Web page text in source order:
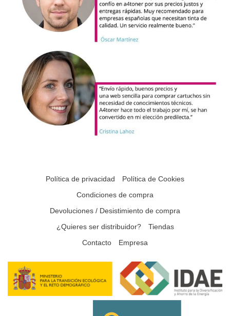
Política de privacidad
Política de Cookies
Condiciones de compra
Devoluciones / Desistimiento de compra
¿Quieres ser distribuidor?
Tiendas
Contacto
Empresa